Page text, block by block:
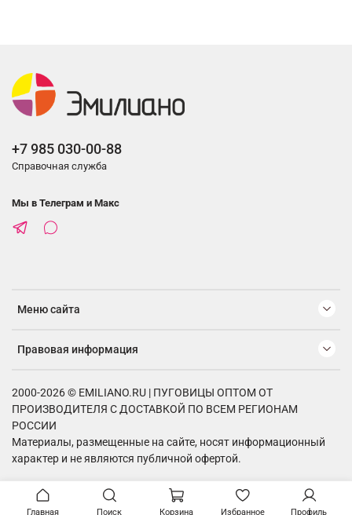
Меню сайта
Правовая информация
+7 985 030-00-88
Справочная служба
Мы в Телеграм и Макс
2000-2026 © EMILIANO.RU | ПУГОВИЦЫ ОПТОМ ОТ
ПРОИЗВОДИТЕЛЯ С ДОСТАВКОЙ ПО ВСЕМ РЕГИОНАМ
РОССИИ
Материалы, размещенные на сайте, носят информационный
характер и не являются публичной офертой.
Главная Поиск Корзина Избранное Профиль